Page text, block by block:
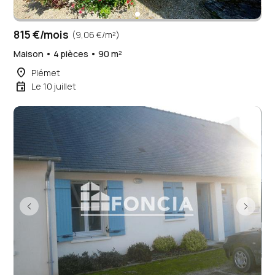
815 €/mois (9,06 €/m²)
Maison • 4 pièces • 90 m²
place Plémet
event Le 10 juillet